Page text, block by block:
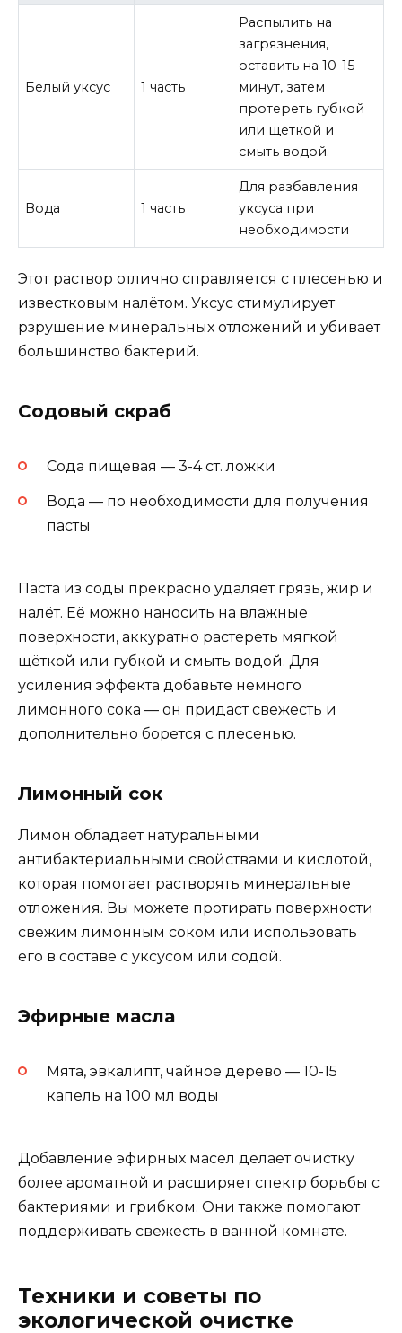
Белый уксус 1 часть
Распылить на
загрязнения,
оставить на 10-15
минут, затем
протереть губкой
или щеткой и
смыть водой.
Вода 1 часть
Для разбавления
уксуса при
необходимости
Этот раствор отлично справляется с плесенью и
известковым налётом. Уксус стимулирует
рзрушение минеральных отложений и убивает
большинство бактерий.
Содовый скраб
Сода пищевая — 3-4 ст. ложки
Вода — по необходимости для получения
пасты
Паста из соды прекрасно удаляет грязь, жир и
налёт. Её можно наносить на влажные
поверхности, аккуратно растереть мягкой
щёткой или губкой и смыть водой. Для
усиления эффекта добавьте немного
лимонного сока — он придаст свежесть и
дополнительно борется с плесенью.
Лимонный сок
Лимон обладает натуральными
антибактериальными свойствами и кислотой,
которая помогает растворять минеральные
отложения. Вы можете протирать поверхности
свежим лимонным соком или использовать
его в составе с уксусом или содой.
Эфирные масла
Мята, эвкалипт, чайное дерево — 10-15
капель на 100 мл воды
Добавление эфирных масел делает очистку
более ароматной и расширяет спектр борьбы с
бактериями и грибком. Они также помогают
поддерживать свежесть в ванной комнате.
Техники и советы по
экологической очистке